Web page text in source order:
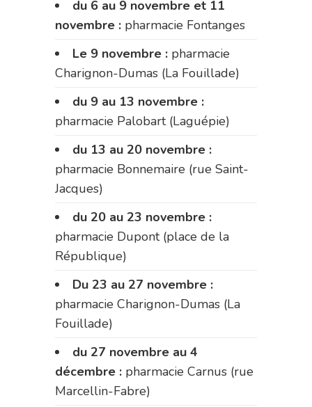
du 6 au 9 novembre et 11
novembre : pharmacie Fontanges
Le 9 novembre : pharmacie
Charignon-Dumas (La Fouillade)
du 9 au 13 novembre :
pharmacie Palobart (Laguépie)
du 13 au 20 novembre :
pharmacie Bonnemaire (rue Saint-
Jacques)
du 20 au 23 novembre :
pharmacie Dupont (place de la
République)
Du 23 au 27 novembre :
pharmacie Charignon-Dumas (La
Fouillade)
du 27 novembre au 4
décembre : pharmacie Carnus (rue
Marcellin-Fabre)